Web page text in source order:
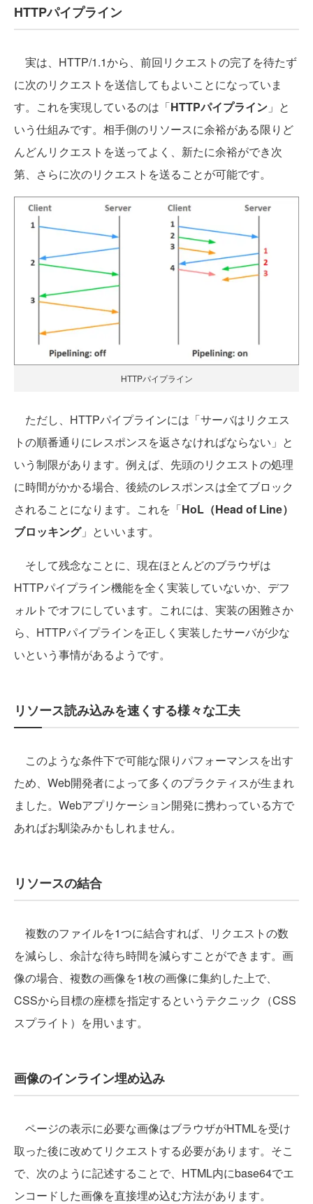
HTTPパイプライン
実は、HTTP/1.1から、前回リクエストの完了を待たず
に次のリクエストを送信してもよいことになっていま
す。これを実現しているのは「HTTPパイプライン 」と
いう仕組みです。相手側のリソースに余裕がある限りど
んどんリクエストを送ってよく、新たに余裕ができ次
第、さらに次のリクエストを送ることが可能です。
HTTPパイプライン
ただし、HTTPパイプラインには「サーバはリクエス
トの順番通りにレスポンスを返さなければならない」と
いう制限があります。例えば、先頭のリクエストの処理
に時間がかかる場合、後続のレスポンスは全てブロック
されることになります。これを「HoL（Head of Line）
ブロッキング」といいます。
そして残念なことに、現在ほとんどのブラウザは
HTTPパイプライン機能を全く実装していないか、デフ
ォルトでオフにしています。これには、実装の困難さか
ら、HTTPパイプラインを正しく実装したサーバが少な
いという事情があるようです。
リソース読み込みを速くする様々な工夫
このような条件下で可能な限りパフォーマンスを出す
ため、Web開発者によって多くのプラクティスが生まれ
ました。Webアプリケーション開発に携わっている方で
あればお馴染みかもしれません。
リソースの結合
複数のファイルを1つに結合すれば、リクエストの数
を減らし、余計な待ち時間を減らすことができます。画
像の場合、複数の画像を1枚の画像に集約した上で、
CSSから目標の座標を指定するというテクニック（CSS
スプライト）を用います。
画像のインライン埋め込み
ページの表示に必要な画像はブラウザがHTMLを受け
取った後に改めてリクエストする必要があります。そこ
で、次のように記述することで、HTML内にbase64でエ
ンコードした画像を直接埋め込む方法があります。